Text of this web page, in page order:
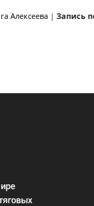
Алексеева | Запись